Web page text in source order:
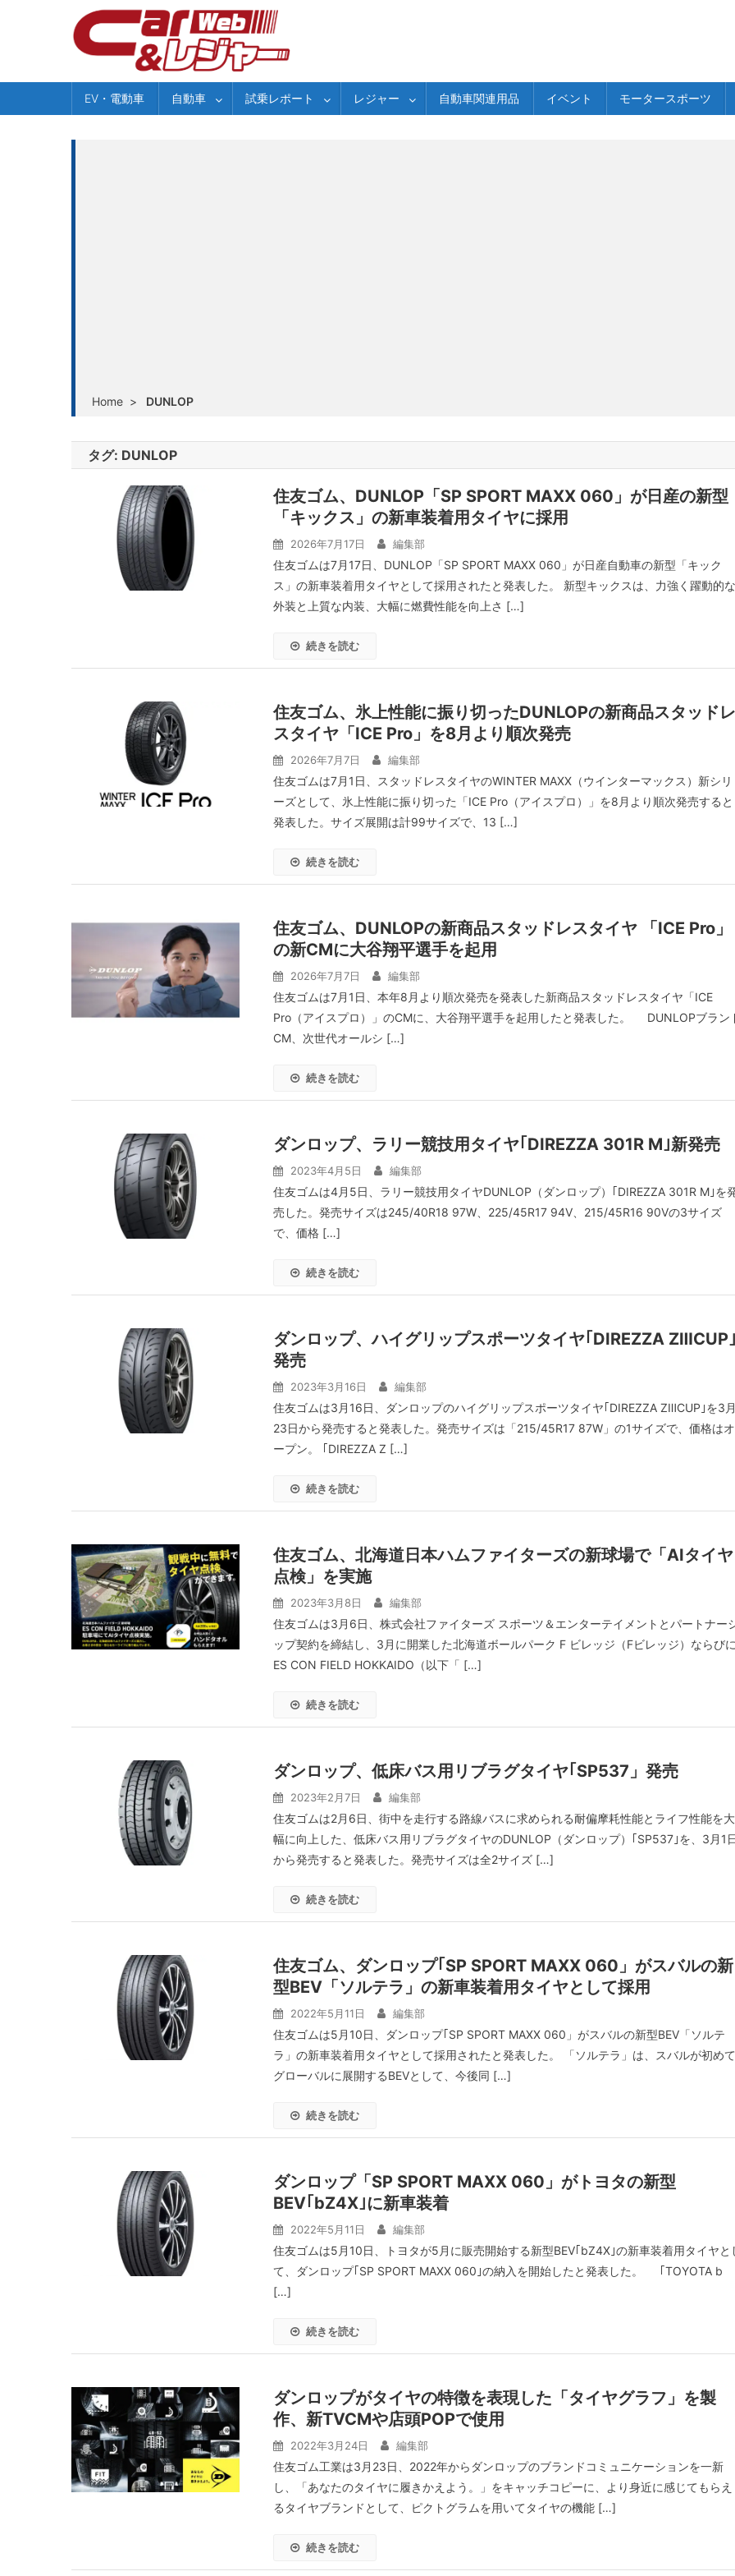
EV・電動車 自動車 試乗レポート レジャー 自動車関連用品 イベント モータースポーツ
Home > DUNLOP
タグ: DUNLOP
住友ゴム、DUNLOP「SP SPORT MAXX 060」が日産の新型
「キックス」の新車装着用タイヤに採用
2026年7月17日 編集部
住友ゴムは7月17日、DUNLOP「SP SPORT MAXX 060」が日産自動車の新型「キック
ス」の新車装着用タイヤとして採用されたと発表した。 新型キックスは、力強く躍動的な
外装と上質な内装、大幅に燃費性能を向上さ […]
続きを読む
住友ゴム、氷上性能に振り切ったDUNLOPの新商品スタッドレ
スタイヤ「ICE Pro」を8月より順次発売
2026年7月7日 編集部
住友ゴムは7月1日、スタッドレスタイヤのWINTER MAXX（ウインターマックス）新シリ
ーズとして、氷上性能に振り切った「ICE Pro（アイスプロ）」を8月より順次発売すると
発表した。サイズ展開は計99サイズで、13 […]
続きを読む
住友ゴム、DUNLOPの新商品スタッドレスタイヤ 「ICE Pro」
の新CMに大谷翔平選手を起用
2026年7月7日 編集部
住友ゴムは7月1日、本年8月より順次発売を発表した新商品スタッドレスタイヤ「ICE
Pro（アイスプロ）」のCMに、大谷翔平選手を起用したと発表した。 DUNLOPブラン
CM、次世代オールシ […]
続きを読む
ダンロップ、ラリー競技用タイヤ｢DIREZZA 301R M｣新発売
2023年4月5日 編集部
住友ゴムは4月5日、ラリー競技用タイヤDUNLOP（ダンロップ）｢DIREZZA 301R M｣を
売した。発売サイズは245/40R18 97W、225/45R17 94V、215/45R16 90Vの3サイズ
で、価格 […]
続きを読む
ダンロップ、ハイグリップスポーツタイヤ｢DIREZZA ZⅢCUP
発売
2023年3月16日 編集部
住友ゴムは3月16日、ダンロップのハイグリップスポーツタイヤ｢DIREZZA ZⅢCUP｣を3
23日から発売すると発表した。発売サイズは「215/45R17 87W」の1サイズで、価格はオ
ープン。 ｢DIREZZA Z […]
続きを読む
住友ゴム、北海道日本ハムファイターズの新球場で「AIタイヤ
点検」を実施
2023年3月8日 編集部
住友ゴムは3月6日、株式会社ファイターズ スポーツ＆エンターテイメントとパートナー
ップ契約を締結し、3月に開業した北海道ボールパーク F ビレッジ（Fビレッジ）ならび
ES CON FIELD HOKKAIDO（以下「 […]
続きを読む
ダンロップ、低床バス用リブラグタイヤ｢SP537」発売
2023年2月7日 編集部
住友ゴムは2月6日、街中を走行する路線バスに求められる耐偏摩耗性能とライフ性能を大
幅に向上した、低床バス用リブラグタイヤのDUNLOP（ダンロップ）｢SP537｣を、3月1
から発売すると発表した。発売サイズは全2サイズ […]
続きを読む
住友ゴム、ダンロップ｢SP SPORT MAXX 060」がスバルの新
型BEV「ソルテラ」の新車装着用タイヤとして採用
2022年5月11日 編集部
住友ゴムは5月10日、ダンロップ｢SP SPORT MAXX 060」がスバルの新型BEV「ソルテ
ラ」の新車装着用タイヤとして採用されたと発表した。 「ソルテラ」は、スバルが初めて
グローバルに展開するBEVとして、今後同 […]
続きを読む
ダンロップ「SP SPORT MAXX 060」がトヨタの新型
BEV｢bZ4X｣に新車装着
2022年5月11日 編集部
住友ゴムは5月10日、トヨタが5月に販売開始する新型BEV｢bZ4X｣の新車装着用タイヤと
て、ダンロップ｢SP SPORT MAXX 060｣の納入を開始したと発表した。 ｢TOYOTA b
[…]
続きを読む
ダンロップがタイヤの特徴を表現した「タイヤグラフ」を製
作、新TVCMや店頭POPで使用
2022年3月24日 編集部
住友ゴム工業は3月23日、2022年からダンロップのブランドコミュニケーションを一新
し、「あなたのタイヤに履きかえよう。」をキャッチコピーに、より身近に感じてもらえ
るタイヤブランドとして、ピクトグラムを用いてタイヤの機能 […]
続きを読む